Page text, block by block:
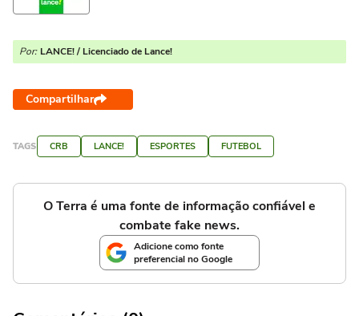
Por: LANCE! / Licenciado de Lance!
Compartilhar
TAGS CRB LANCE! ESPORTES FUTEBOL
O Terra é uma fonte de informação confiável e
combate fake news.
Adicione como fonte
preferencial no Google